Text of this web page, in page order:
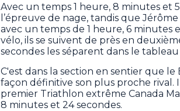
Avec un temps 1 heure, 8 minutes et
l’épreuve de nage, tandis que
avec un temps de 1 heure, 6 minutes
vélo, ils se suivent de près en
secondes les séparent dans le
C'est dans la section en sentier que
façon définitive son plus proche
premier Triathlon extrême Canada
8 minutes et 24 secondes.